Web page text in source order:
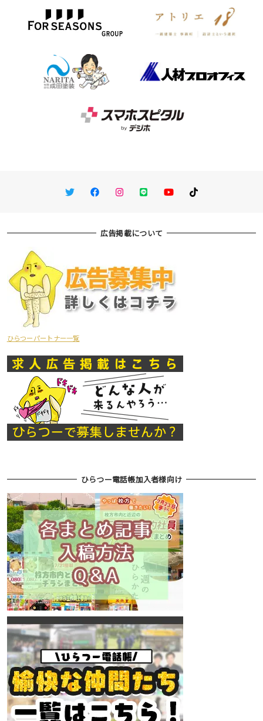
TwitterFacebookInstagram
LINE You TubeTikTok
広告掲載について
ひらつーパートナー一覧
ひらつー電話帳加入者様向け